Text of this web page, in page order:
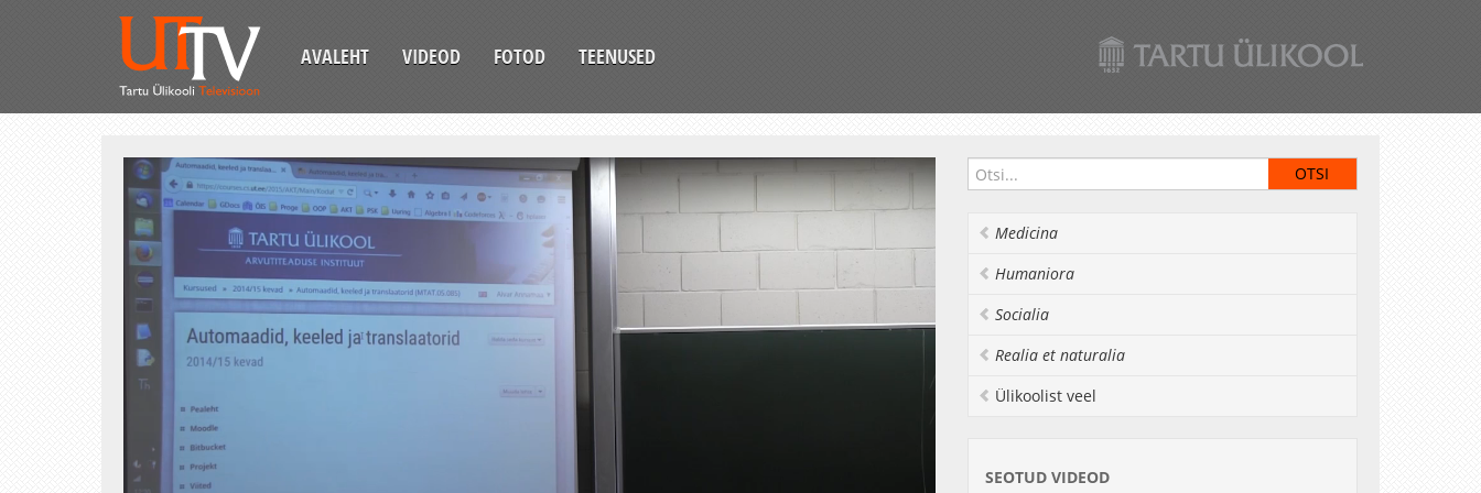
AVALEHT VIDEOD FOTOD TEENUSED
Medicina
Humaniora
Socialia
Realia et naturalia
Ülikoolist veel
SEOTUD VIDEOD